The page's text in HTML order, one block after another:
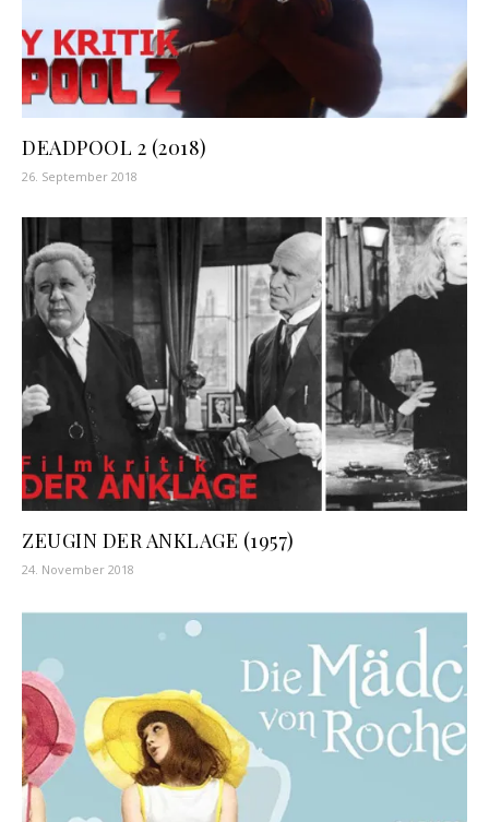
DEADPOOL 2 (2018)
26. September 2018
ZEUGIN DER ANKLAGE (1957)
24. November 2018